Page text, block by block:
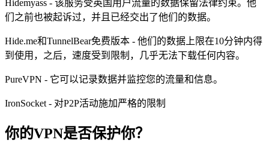
Hidemyass - 该服务受英国用户流量的数据保留法律约束。他
们之前也被起诉过，并且已经交出了他们的数据。
Hide.me和TunnelBear免费版本 - 他们的数据上限在10分钟内得
到使用，之后，速度受到限制，几乎无法下载任何内容。
PureVPN - 它可以记录数据并监控您的流量和信息。
IronSocket - 对P2P活​​动施加严格的限制
你的VPN是否保护你？